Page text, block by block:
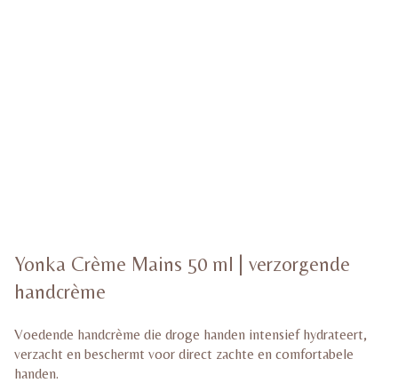
Yonka Crème Mains 50 ml | verzorgende
handcrème
Voedende handcrème die droge handen intensief hydrateert,
verzacht en beschermt voor direct zachte en comfortabele
handen.